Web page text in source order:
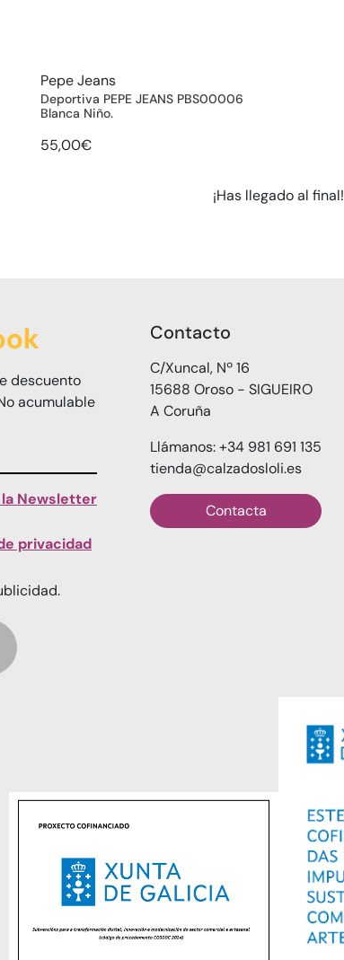
Pepe Jeans
Deportiva PEPE JEANS PBS00006
Blanca Niño.
55,00€
¡Has llegado al final!
descuento
acumulable
Newsletter
privacidad
Contacto
C/Xuncal, Nº 16
15688 Oroso - SIGUEIRO
A Coruña
Llámanos: +34 981 691 135
tienda@calzadosloli.es
Contacta